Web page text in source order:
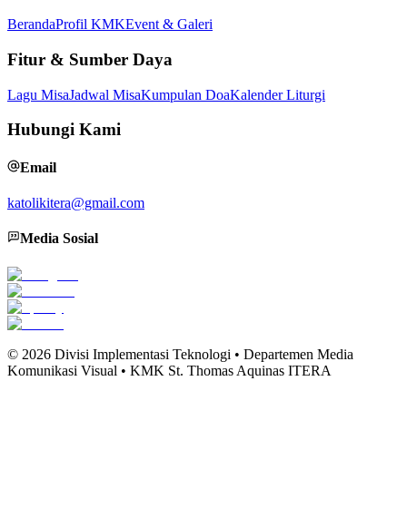
BerandaProfil KMKEvent & Galeri
Fitur & Sumber Daya
Lagu MisaJadwal MisaKumpulan DoaKalender Liturgi
Hubungi Kami
Email
katolikitera@gmail.com
Media Sosial
© 2026 Divisi Implementasi Teknologi • Departemen Media
Komunikasi Visual • KMK St. Thomas Aquinas ITERA